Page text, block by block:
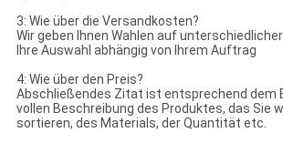
3: Wie über die Versandkosten?
Wir geben Ihnen Wahlen auf
Ihre Auswahl abhängig von Ihrem Auftrag
4: Wie über den Preis?
Abschließendes Zitat ist entsprechend dem
vollen Beschreibung des Produktes, das Sie
sortieren, des Materials, der Quantität etc.